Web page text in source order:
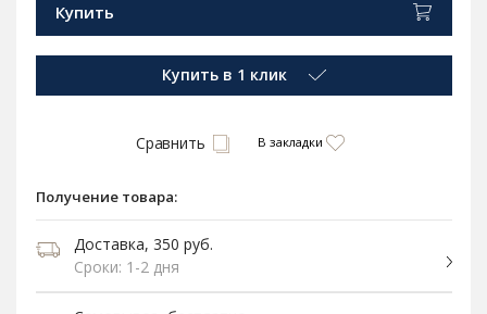
Купить
Купить в 1 клик
Сравнить В закладки
Получение товара:
Доставка, 350 руб.
Сроки: 1-2 дня